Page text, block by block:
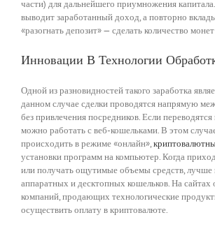
части) для дальнейшего приумножения
выводит заработанный доход, а повторно
«разогнать депозит» — сделать количество
Инновации В Технологии
Одной из разновидностей такого заработка
данном случае сделки проводятся напрямую
без привлечения посредников. Если
можно работать с веб-кошельками. В этом
происходить в режиме «онлайн»,
установки программ на компьютер. Когда
или получать ощутимые объемы средств, лучше
аппаратных и десктопных кошельков. На сайтах
компаний, продающих технологические
осуществить оплату в криптовалюте.